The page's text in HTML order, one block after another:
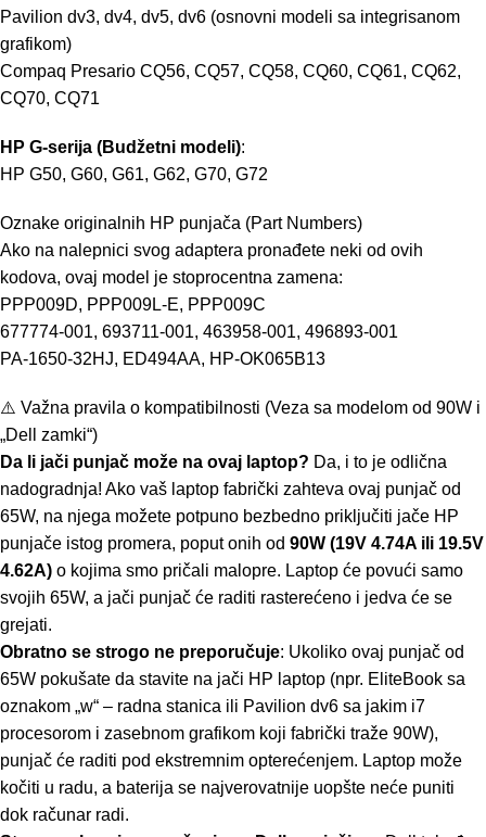
Pavilion dv3, dv4, dv5, dv6 (osnovni modeli sa integrisanom
grafikom)
Compaq Presario CQ56, CQ57, CQ58, CQ60, CQ61, CQ62,
CQ70, CQ71
HP G-serija (Budžetni modeli):
HP G50, G60, G61, G62, G70, G72
Oznake originalnih HP punjača (Part Numbers)
Ako na nalepnici svog adaptera pronađete neki od ovih
kodova, ovaj model je stoprocentna zamena:
PPP009D, PPP009L-E, PPP009C
677774-001, 693711-001, 463958-001, 496893-001
PA-1650-32HJ, ED494AA, HP-OK065B13
⚠️ Važna pravila o kompatibilnosti (Veza sa modelom od 90W i
„Dell zamki“)
Da li jači punjač može na ovaj laptop? Da, i to je odlična
nadogradnja! Ako vaš laptop fabrički zahteva ovaj punjač od
65W, na njega možete potpuno bezbedno priključiti jače HP
punjače istog promera, poput onih od 90W (19V 4.74A ili 19.5V
4.62A) o kojima smo pričali malopre. Laptop će povući samo
svojih 65W, a jači punjač će raditi rasterećeno i jedva će se
grejati.
Obratno se strogo ne preporučuje: Ukoliko ovaj punjač od
65W pokušate da stavite na jači HP laptop (npr. EliteBook sa
oznakom „w“ – radna stanica ili Pavilion dv6 sa jakim i7
procesorom i zasebnom grafikom koji fabrički traže 90W),
punjač će raditi pod ekstremnim opterećenjem. Laptop može
kočiti u radu, a baterija se najverovatnije uopšte neće puniti
dok računar radi.